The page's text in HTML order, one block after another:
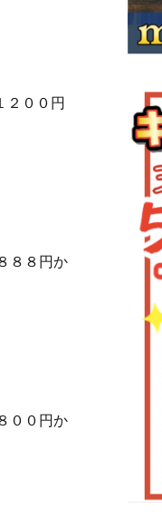
２００円
８８円か
００円か